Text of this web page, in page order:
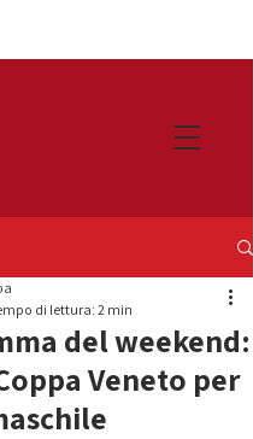
del weekend:
Veneto per
di lettura: 2 min